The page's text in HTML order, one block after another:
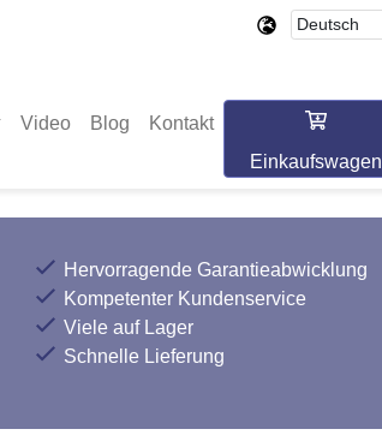
Video Blog
Kontakt
Einkaufswagen
Hervorragende Garantieabwicklung
Kompetenter Kundenservice
Viele auf Lager
Schnelle Lieferung